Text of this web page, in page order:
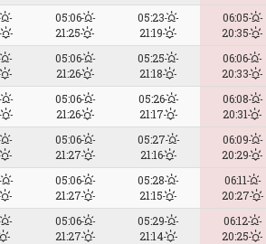
05:06
21:25
05:23
21:19
06:05
20:35
05:06
21:26
05:25
21:18
06:06
20:33
05:06
21:26
05:26
21:17
06:08
20:31
05:06
21:27
05:27
21:16
06:09
20:29
05:06
21:27
05:28
21:15
06:11
20:27
05:06
21:27
05:29
21:14
06:12
20:25